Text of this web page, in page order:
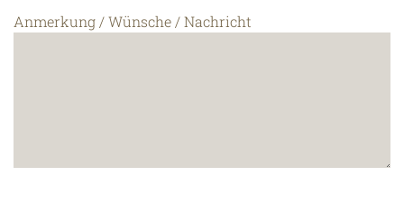
Anmerkung / Wünsche / Nachricht